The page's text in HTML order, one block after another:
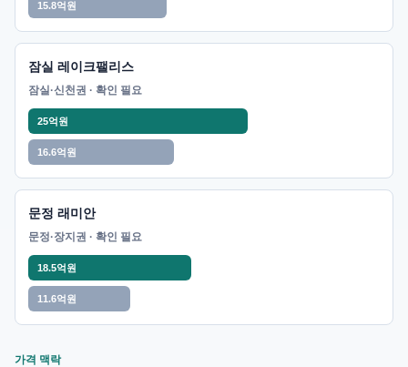
15.8억원
잠실 레이크팰리스
잠실·신천권 · 확인 필요
25억원
16.6억원
문정 래미안
문정·장지권 · 확인 필요
18.5억원
11.6억원
가격 맥락